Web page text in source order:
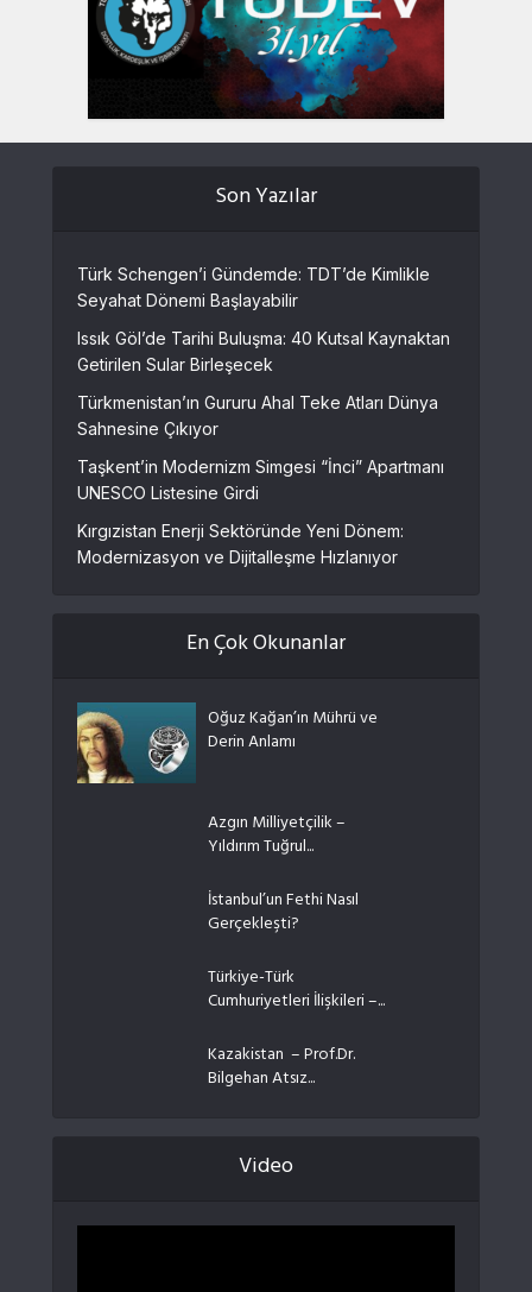
Son Yazılar
Türk Schengen’i Gündemde: TDT’de Kimlikle
Seyahat Dönemi Başlayabilir
Issık Göl’de Tarihi Buluşma: 40 Kutsal Kaynaktan
Getirilen Sular Birleşecek
Türkmenistan’ın Gururu Ahal Teke Atları Dünya
Sahnesine Çıkıyor
Taşkent’in Modernizm Simgesi “İnci” Apartmanı
UNESCO Listesine Girdi
Kırgızistan Enerji Sektöründe Yeni Dönem:
Modernizasyon ve Dijitalleşme Hızlanıyor
En Çok Okunanlar
Oğuz Kağan’ın Mührü ve
Derin Anlamı
Azgın Milliyetçilik –
Yıldırım Tuğrul...
İstanbul’un Fethi Nasıl
Gerçekleşti?
Türkiye-Türk
Cumhuriyetleri İlişkileri –...
Kazakistan – Prof.Dr.
Bilgehan Atsız...
Video